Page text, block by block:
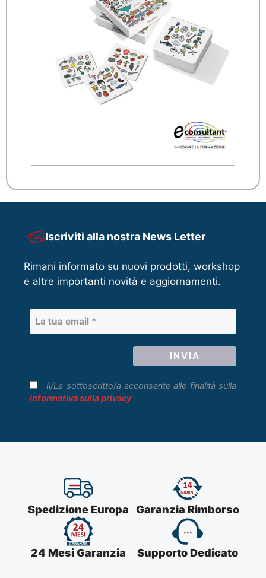
Iscriviti alla nostra News Letter
Rimani informato su nuovi prodotti, workshop
e altre importanti novità e aggiornamenti.
Il/La sottoscritto/a acconsente alle finalità sulla
informativa sulla privacy
Spedizione Europa Garanzia Rimborso
24 Mesi Garanzia Supporto Dedicato